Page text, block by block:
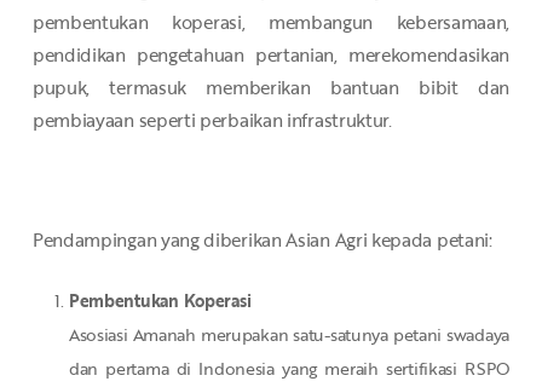
pembentukan koperasi, membangun kebersamaan,
pendidikan pengetahuan pertanian, merekomendasikan
pupuk, termasuk memberikan bantuan bibit dan
pembiayaan seperti perbaikan infrastruktur.
Pendampingan yang diberikan Asian Agri kepada petani:
Pembentukan Koperasi
Asosiasi Amanah merupakan satu-satunya petani swadaya
dan pertama di Indonesia yang meraih sertifikasi RSPO